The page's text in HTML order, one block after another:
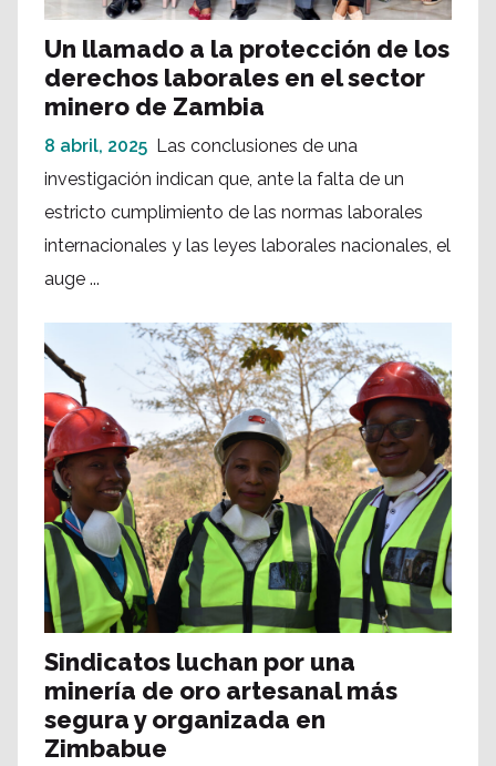
Un llamado a la protección de los
derechos laborales en el sector
minero de Zambia
8 abril, 2025 Las conclusiones de una
investigación indican que, ante la falta de un
estricto cumplimiento de las normas laborales
internacionales y las leyes laborales nacionales, el
auge ...
Sindicatos luchan por una
minería de oro artesanal más
segura y organizada en
Zimbabue